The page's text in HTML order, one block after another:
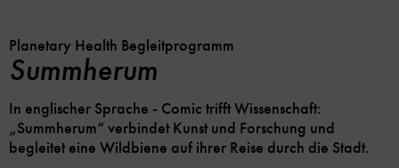
Planetary Health Begleitprogramm
Summherum
In englischer Sprache - Comic trifft Wissenschaft:
„Summherum“ verbindet Kunst und Forschung und
begleitet eine Wildbiene auf ihrer Reise durch die Stadt.